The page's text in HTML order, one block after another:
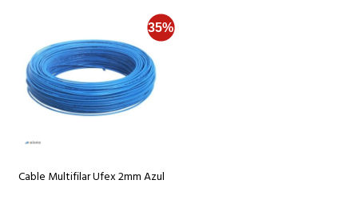
Cable Multifilar Ufex 2mm Azul